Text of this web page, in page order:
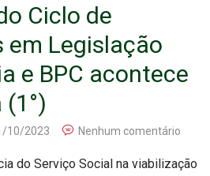
Ciclo de
Legislação
e BPC acontece
10/2023 Nenhum comentário
do Serviço Social na viabilização